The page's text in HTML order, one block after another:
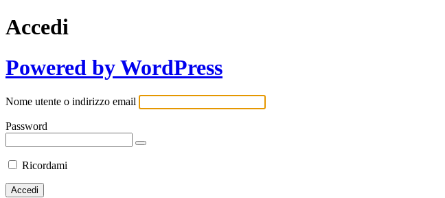
Accedi
Powered by WordPress
Nome utente o indirizzo email
Password
Ricordami